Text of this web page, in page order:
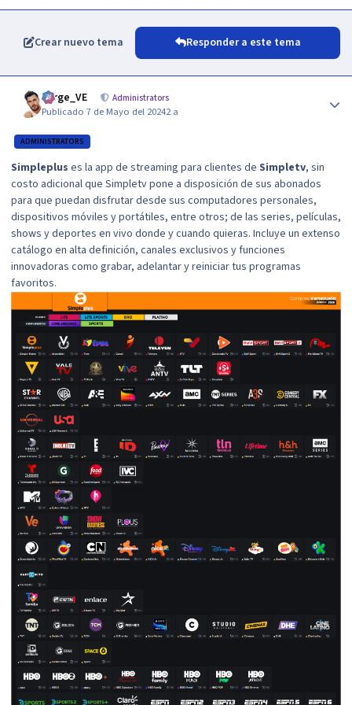
Crear nuevo tema Responder a este tema
Jorge_VE Administrators
Publicado7 de Mayo del 20242 a
ADMINISTRATORS
Simpleplus es la app de streaming para clientes de Simpletv, sin
costo adicional que Simpletv pone a disposición de sus abonados
para que puedan disfrutar desde sus computadores personales,
dispositivos móviles y portátiles, entre otros; de las series, películas,
shows y deportes en vivo donde y cuando quieras. Incluye un extenso
catálogo en alta definición, canales exclusivos y funciones
innovadoras como grabar, adelantar y reiniciar tus programas
favoritos.